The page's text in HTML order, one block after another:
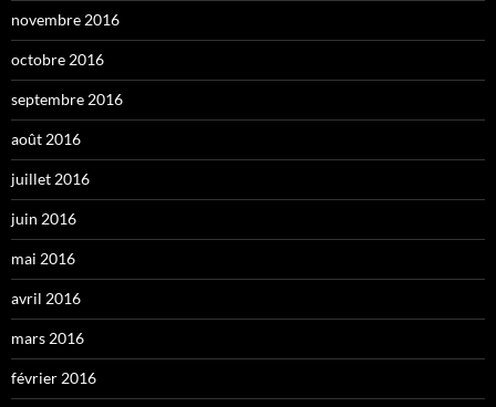
novembre 2016
octobre 2016
septembre 2016
août 2016
juillet 2016
juin 2016
mai 2016
avril 2016
mars 2016
février 2016